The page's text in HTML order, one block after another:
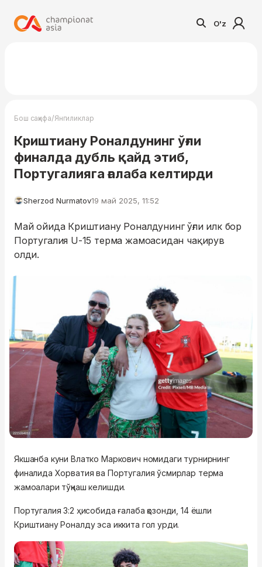
O'z
Бош саҳифа/Янгиликлар
Криштиану Роналдунинг ўғли
финалда дубль қайд этиб,
Португалияга ғалаба келтирди
Sherzod Nurmatov19 май 2025, 11:52
Май ойида Криштиану Роналдунинг ўғли илк бор
Португалия U-15 терма жамоасидан чақирув
олди.
Якшанба куни Влатко Маркович номидаги турнирнинг
финалида Хорватия ва Португалия ўсмирлар терма
жамоалари тўқнаш келишди.
Португалия 3:2 ҳисобида ғалаба қозонди, 14 ёшли
Криштиану Роналду эса иккита гол урди.